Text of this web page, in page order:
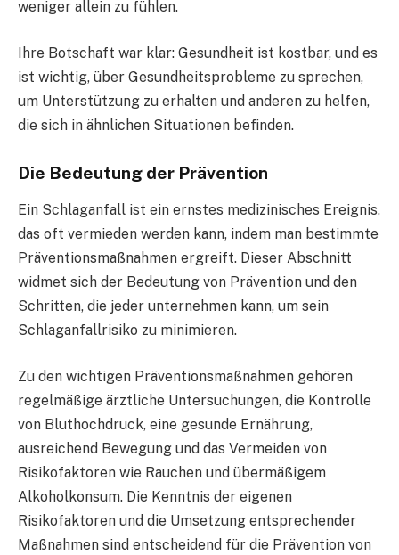
weniger allein zu fühlen.
Ihre Botschaft war klar: Gesundheit ist kostbar, und es
ist wichtig, über Gesundheitsprobleme zu sprechen,
um Unterstützung zu erhalten und anderen zu helfen,
die sich in ähnlichen Situationen befinden.
Die Bedeutung der Prävention
Ein Schlaganfall ist ein ernstes medizinisches Ereignis,
das oft vermieden werden kann, indem man bestimmte
Präventionsmaßnahmen ergreift. Dieser Abschnitt
widmet sich der Bedeutung von Prävention und den
Schritten, die jeder unternehmen kann, um sein
Schlaganfallrisiko zu minimieren.
Zu den wichtigen Präventionsmaßnahmen gehören
regelmäßige ärztliche Untersuchungen, die Kontrolle
von Bluthochdruck, eine gesunde Ernährung,
ausreichend Bewegung und das Vermeiden von
Risikofaktoren wie Rauchen und übermäßigem
Alkoholkonsum. Die Kenntnis der eigenen
Risikofaktoren und die Umsetzung entsprechender
Maßnahmen sind entscheidend für die Prävention von